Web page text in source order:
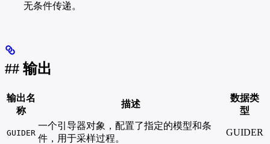
无条件传递。
## 输出
输出名
称
描述
数据类
型
GUIDER
一个引导器对象，配置了指定的模型和条
件，用于采样过程。
GUIDER